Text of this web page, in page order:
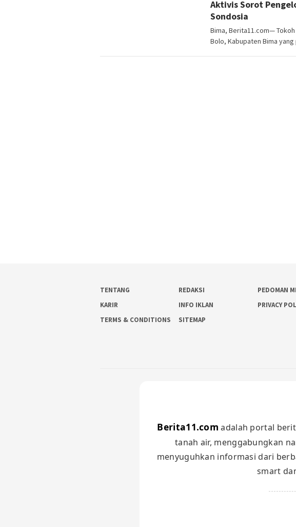
Aktivis Sorot
Sondosia
Bima, Berita11.com—
Bolo, Kabupaten Bima
TENTANG REDAKSI
PEDOMAN
KARIR
INFO IKLAN
PRIVACY
TERMS & CONDITIONS
SITEMAP
Berita11.com adalah portal
tanah air, menggabungkan
menyuguhkan informasi dari
smart